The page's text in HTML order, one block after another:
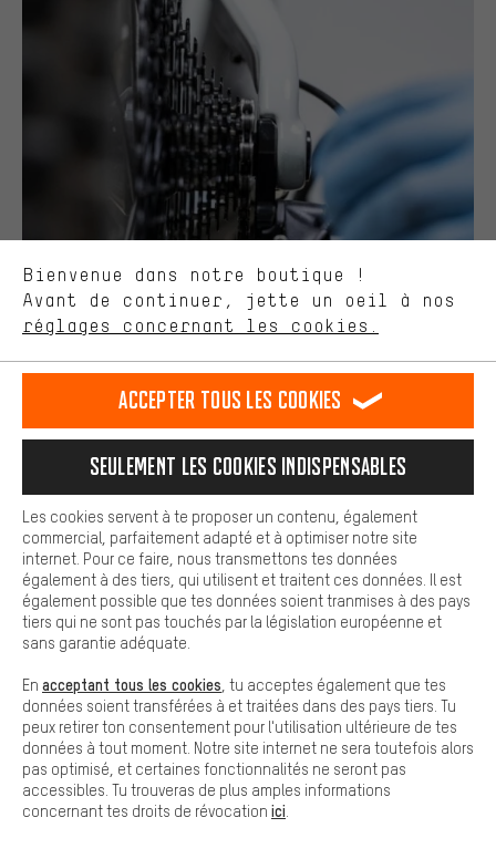
En tournant la vis H dans le sens horaire, tu déplaces la butée vers
l’intérieur, en direction de la roue.
Bienvenue dans notre boutique !
Avant de continuer, jette un oeil à nos
réglages concernant les cookies.
Des offres plus adaptées
Au lieu de pubs au hasard, nous afficherons des offres plus
pertinentes. Les cookies de marketing nous aident à identifier tes
intérêts et à te présenter des offres et des conseils sur mesure.
Plus de performance
Ce que tu cherches sur notre boutique et ce dont tu as besoin :
ça nous intéresse. Avec les cookies 'performance', tu peux nous
nous proposons grâce à ton comportement d'achat.
Plus de confort
est plus confortable. Avec les cookies de confort, nous
Nous pouvons ainsi mettre à ta disposition d'autres contenus et
informations utiles. De plus, tu as la possibilité d'utiliser des
facilement les bons produits. Par exemple, nous proposons une
facilement aux questions.
Cookies de base
Les cookies de base garantissent que tu puisses utiliser les
fonctions de notre site web.
Accepter tous les cookies
Seulement les cookies indispensables
Les cookies servent à te proposer un contenu, également
commercial, parfaitement adapté et à optimiser notre site
internet. Pour ce faire, nous transmettons tes données
également à des tiers, qui utilisent et traitent ces données. Il est
également possible que tes données soient tranmises à des pays
tiers qui ne sont pas touchés par la législation européenne et
sans garantie adéquate.
En acceptant tous les cookies , tu acceptes également que tes
données soient transférées à et traitées dans des pays tiers. Tu
peux retirer ton consentement pour l'utilisation ultérieure de tes
données à tout moment. Notre site internet ne sera toutefois alors
pas optimisé, et certaines fonctionnalités ne seront pas
accessibles. Tu trouveras de plus amples informations
concernant tes droits de révocation ici